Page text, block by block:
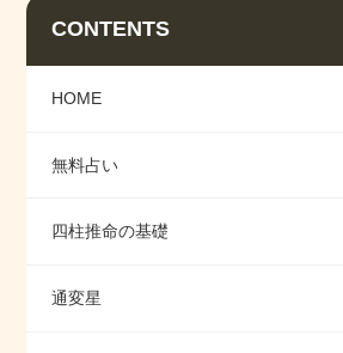
CONTENTS
HOME
無料占い
四柱推命の基礎
通変星